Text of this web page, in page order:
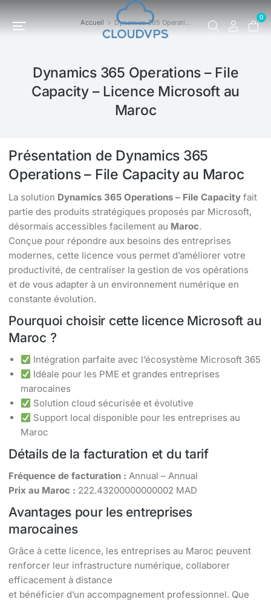
0
Vous êtes ici : Accueil Dynamics 365 Operati…
Dynamics 365 Operations – File
Capacity – Licence Microsoft au
Maroc
Présentation de Dynamics 365
Operations – File Capacity au Maroc
La solution Dynamics 365 Operations – File Capacity fait
partie des produits stratégiques proposés par Microsoft,
désormais accessibles facilement au Maroc.
Conçue pour répondre aux besoins des entreprises
modernes, cette licence vous permet d’améliorer votre
productivité, de centraliser la gestion de vos opérations
et de vous adapter à un environnement numérique en
constante évolution.
Pourquoi choisir cette licence Microsoft au
Maroc ?
Intégration parfaite avec l’écosystème Microsoft 365
Idéale pour les PME et grandes entreprises
marocaines
Solution cloud sécurisée et évolutive
Support local disponible pour les entreprises au
Maroc
Détails de la facturation et du tarif
Fréquence de facturation : Annual – Annual
Prix au Maroc : 222.43200000000002 MAD
Avantages pour les entreprises
marocaines
Grâce à cette licence, les entreprises au Maroc peuvent
renforcer leur infrastructure numérique, collaborer
efficacement à distance
et bénéficier d’un accompagnement professionnel. Que